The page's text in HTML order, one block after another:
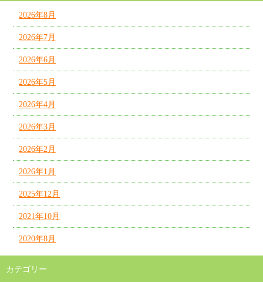
2026年8月
2026年7月
2026年6月
2026年5月
2026年4月
2026年3月
2026年2月
2026年1月
2025年12月
2021年10月
2020年8月
カテゴリー